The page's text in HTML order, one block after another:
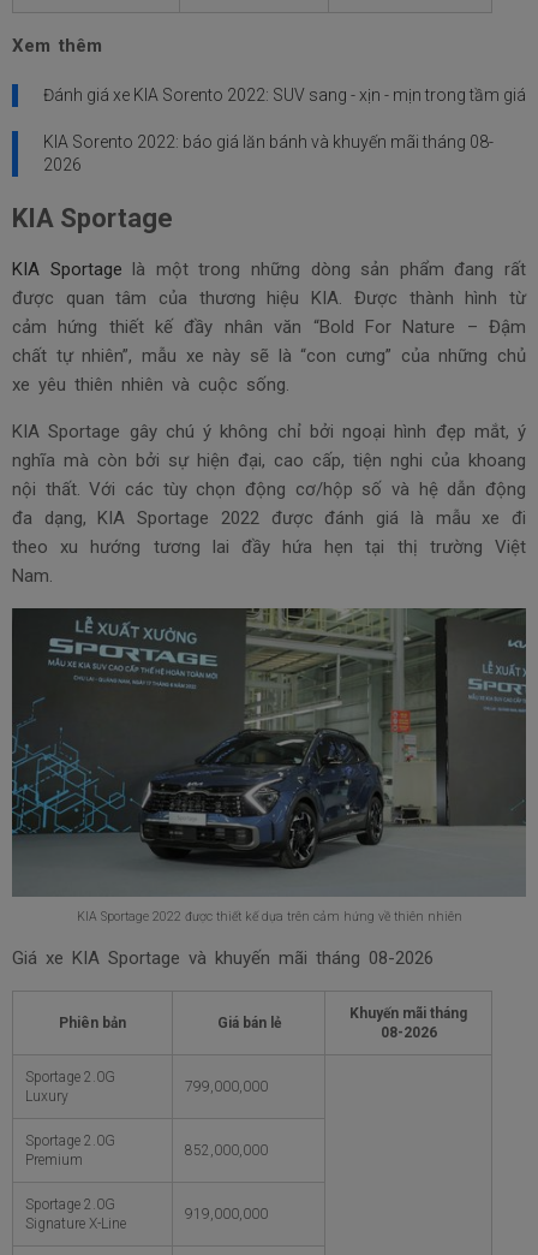
Xem thêm
Đánh giá xe KIA Sorento 2022: SUV sang - xịn - mịn trong tầm giá
KIA Sorento 2022: báo giá lăn bánh và khuyến mãi tháng 08-
2026
KIA Sportage
KIA Sportage là một trong những dòng sản phẩm đang rất
được quan tâm của thương hiệu KIA. Được thành hình từ
cảm hứng thiết kế đầy nhân văn “Bold For Nature – Đậm
chất tự nhiên”, mẫu xe này sẽ là “con cưng” của những chủ
xe yêu thiên nhiên và cuộc sống.
KIA Sportage gây chú ý không chỉ bởi ngoại hình đẹp mắt, ý
nghĩa mà còn bởi sự hiện đại, cao cấp, tiện nghi của khoang
nội thất. Với các tùy chọn động cơ/hộp số và hệ dẫn động
đa dạng, KIA Sportage 2022 được đánh giá là mẫu xe đi
theo xu hướng tương lai đầy hứa hẹn tại thị trường Việt
Nam.
KIA Sportage 2022 được thiết kế dựa trên cảm hứng về thiên nhiên
Giá xe KIA Sportage và khuyến mãi tháng 08-2026
Phiên bản Giá bán lẻ
Khuyến mãi tháng
08-2026
Sportage 2.0G
Luxury
799,000,000
Sportage 2.0G
Premium
852,000,000
Sportage 2.0G
Signature X-Line
919,000,000